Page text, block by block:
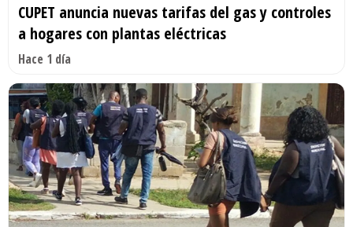
CUPET anuncia nuevas tarifas del gas y controles
a hogares con plantas eléctricas
Hace 1 día